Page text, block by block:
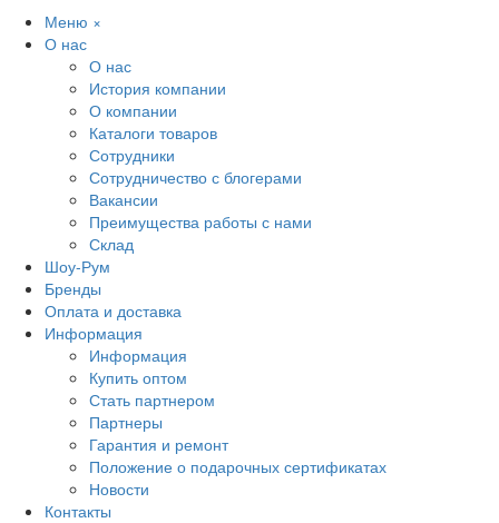
Меню ×
О нас
О нас
История компании
О компании
Каталоги товаров
Сотрудники
Сотрудничество с блогерами
Вакансии
Преимущества работы с нами
Склад
Шоу-Рум
Бренды
Оплата и доставка
Информация
Информация
Купить оптом
Стать партнером
Партнеры
Гарантия и ремонт
Положение о подарочных сертификатах
Новости
Контакты